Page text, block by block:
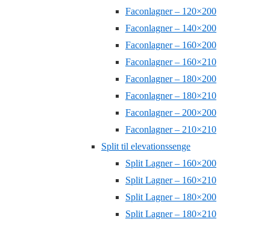
Faconlagner – 120×200
Faconlagner – 140×200
Faconlagner – 160×200
Faconlagner – 160×210
Faconlagner – 180×200
Faconlagner – 180×210
Faconlagner – 200×200
Faconlagner – 210×210
Split til elevationssenge
Split Lagner – 160×200
Split Lagner – 160×210
Split Lagner – 180×200
Split Lagner – 180×210